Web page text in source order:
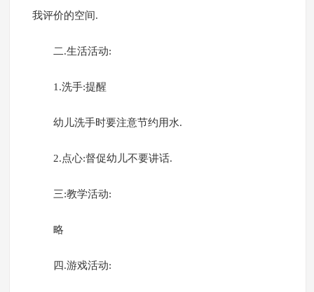
我评价的空间.
二.生活活动:
1.洗手:提醒
幼儿洗手时要注意节约用水.
2.点心:督促幼儿不要讲话.
三:教学活动:
略
四.游戏活动: